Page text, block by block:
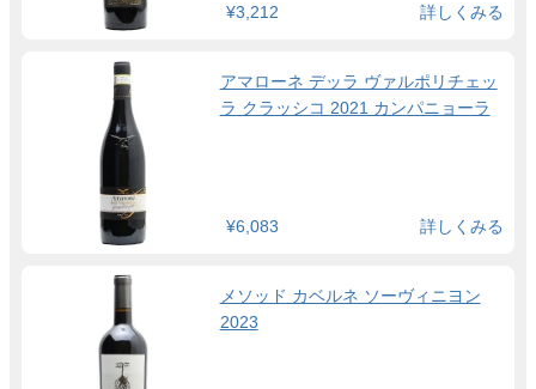
¥3,212 詳しくみる
アマローネ デッラ ヴァルポリチェッ
ラ クラッシコ 2021 カンパニョーラ
¥6,083 詳しくみる
メソッド カベルネ ソーヴィニヨン
2023